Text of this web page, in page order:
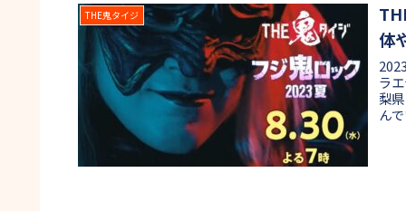
THE鬼タイジ
体
ラ
梨
ん